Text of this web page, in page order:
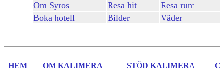
Om Syros Resa hit
Resa runt
Boka hotell
Bilder Väder
HEM OM KALIMERA STÖD KALIMERA